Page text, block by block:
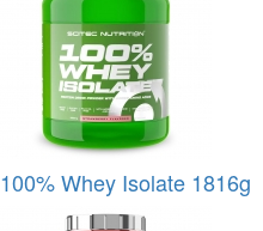
100% Whey Isolate 1816g